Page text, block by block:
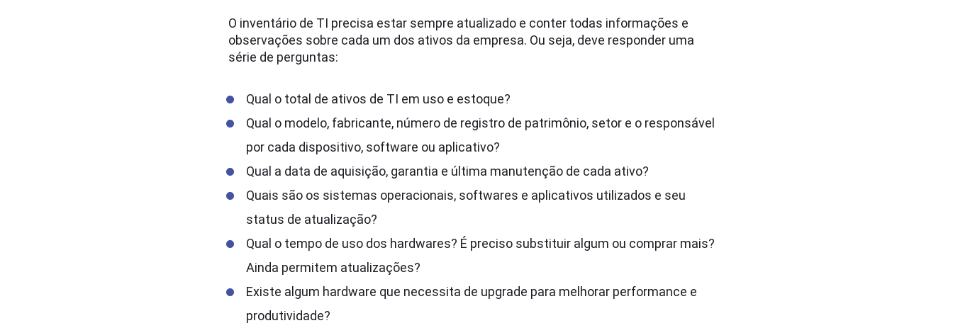
O inventário de TI precisa estar sempre atualizado e conter todas informações e
observações sobre cada um dos ativos da empresa. Ou seja, deve responder uma
série de perguntas:
Qual o total de ativos de TI em uso e estoque?
Qual o modelo, fabricante, número de registro de patrimônio, setor e o responsável
por cada dispositivo, software ou aplicativo?
Qual a data de aquisição, garantia e última manutenção de cada ativo?
Quais são os sistemas operacionais, softwares e aplicativos utilizados e seu
status de atualização?
Qual o tempo de uso dos hardwares? É preciso substituir algum ou comprar mais?
Ainda permitem atualizações?
Existe algum hardware que necessita de upgrade para melhorar performance e
produtividade?